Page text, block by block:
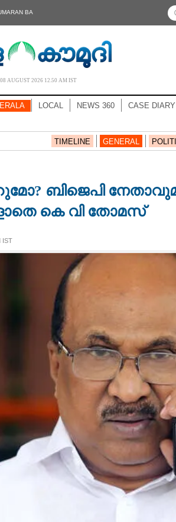
BA
AUGUST 2026 12.50 AM IST
LOCAL NEWS 360 CASE DIARY
TIMELINE GENERAL
ബിജെപി
കെ വി തോമസ്
IST